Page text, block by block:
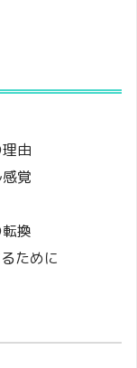
由
覚
換
ために